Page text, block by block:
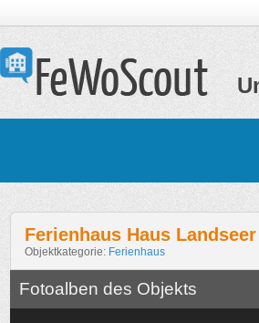
Ferienhaus Haus
Objektkategorie: Ferienhaus
Fotoalben des Objekts